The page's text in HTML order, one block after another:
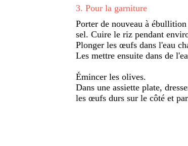
3. Pour la garniture
Porter de nouveau à
sel. Cuire le riz pendant
Plonger les œufs dans l'eau
Les mettre ensuite dans de
Émincer les olives.
Dans une assiette plate,
les œufs durs sur le côté et